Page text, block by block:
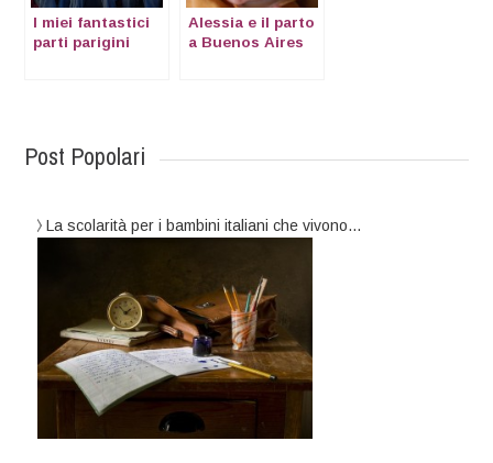
I miei fantastici
parti parigini
Alessia e il parto
a Buenos Aires
Post Popolari
La scolarità per i bambini italiani che vivono…